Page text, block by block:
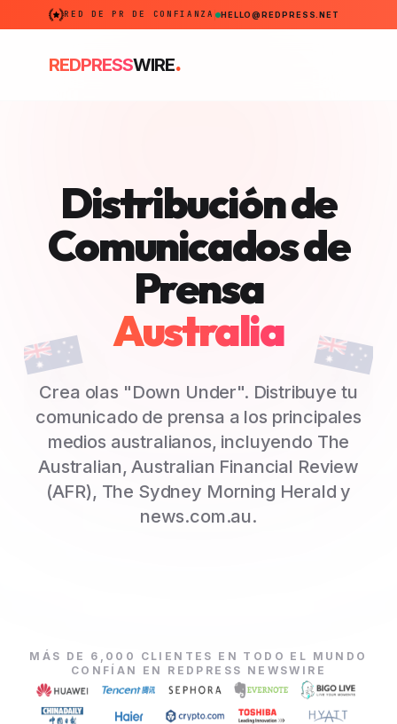
RED DE PR DE CONFIANZA HELLO@REDPRESS.NET
REDPRESSWIRE.
Distribución de
Comunicados de
Prensa
Australia
Crea olas "Down Under". Distribuye tu
comunicado de prensa a los principales
medios australianos, incluyendo The
Australian, Australian Financial Review
(AFR), The Sydney Morning Herald y
news.com.au.
MÁS DE 6,000 CLIENTES EN TODO EL MUNDO
CONFÍAN EN REDPRESS NEWSWIRE